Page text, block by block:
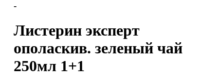
-
Листерин эксперт
ополаскив. зеленый чай
250мл 1+1